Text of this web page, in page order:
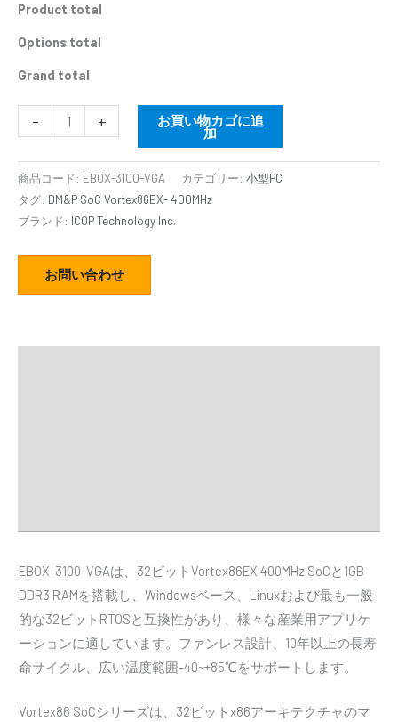
Product total
Options total
Grand total
- + お買い物カゴに追
加
商品コード: EBOX-3100-VGA カテゴリー: 小型PC
タグ: DM&P SoC Vortex86EX- 400MHz
ブランド: ICOP Technology Inc.
お問い合わせ
EBOX-3100-VGAは、32ビットVortex86EX 400MHz SoCと1GB
DDR3 RAMを搭載し、Windowsベース、Linuxおよび最も一般
的な32ビットRTOSと互換性があり、様々な産業用アプリケ
ーションに適しています。ファンレス設計、10年以上の長寿
命サイクル、広い温度範囲-40~+85℃をサポートします。
Vortex86 SoCシリーズは、32ビットx86アーキテクチャのマ